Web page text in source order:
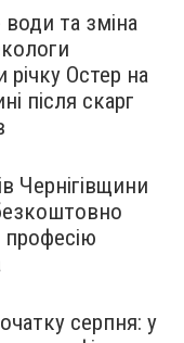
води та зміна
річку Остер на
після скарг
Чернігівщини
професію
серпня: у